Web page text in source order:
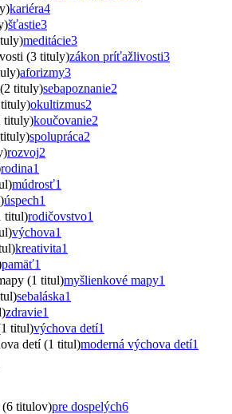
kariéra4
šťastie3
meditácie3
(3 tituly)zákon príťažlivosti3
aforizmy3
tituly)sebapoznanie2
okultizmus2
tituly)koučovanie2
spolupráca2
rozvoj2
rodina1
múdrosť1
úspech1
titul)rodičovstvo1
výchova1
kreativita1
pamäť1
(1 titul)myšlienkové mapy1
sebaláska1
zdravie1
titul)výchova detí1
detí (1 titul)moderná výchova detí1
(6 titulov)pre dospelých6